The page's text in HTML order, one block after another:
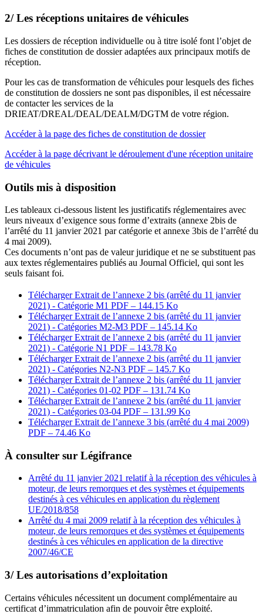
2/ Les réceptions unitaires de véhicules
Les dossiers de réception individuelle ou à titre isolé font l’objet de
fiches de constitution de dossier adaptées aux principaux motifs de
réception.
Pour les cas de transformation de véhicules pour lesquels des fiches
de constitution de dossiers ne sont pas disponibles, il est nécessaire
de contacter les services de la
DRIEAT/DREAL/DEAL/DEALM/DGTM de votre région.
Accéder à la page des fiches de constitution de dossier
Accéder à la page décrivant le déroulement d'une réception unitaire
de véhicules
Outils mis à disposition
Les tableaux ci-dessous listent les justificatifs réglementaires avec
leurs niveaux d’exigence sous forme d’extraits (annexe 2bis de
l’arrêté du 11 janvier 2021 par catégorie et annexe 3bis de l’arrêté du
4 mai 2009).
Ces documents n’ont pas de valeur juridique et ne se substituent pas
aux textes réglementaires publiés au Journal Officiel, qui sont les
seuls faisant foi.
Télécharger Extrait de l’annexe 2 bis (arrêté du 11 janvier
2021) - Catégorie M1 PDF – 144.15 Ko
Télécharger Extrait de l’annexe 2 bis (arrêté du 11 janvier
2021) - Catégories M2-M3 PDF – 145.14 Ko
Télécharger Extrait de l’annexe 2 bis (arrêté du 11 janvier
2021) - Catégorie N1 PDF – 143.78 Ko
Télécharger Extrait de l’annexe 2 bis (arrêté du 11 janvier
2021) - Catégories N2-N3 PDF – 145.7 Ko
Télécharger Extrait de l’annexe 2 bis (arrêté du 11 janvier
2021) - Catégories 01-02 PDF – 131.74 Ko
Télécharger Extrait de l’annexe 2 bis (arrêté du 11 janvier
2021) - Catégories 03-04 PDF – 131.99 Ko
Télécharger Extrait de l’annexe 3 bis (arrêté du 4 mai 2009)
PDF – 74.46 Ko
À consulter sur Légifrance
Arrêté du 11 janvier 2021 relatif à la réception des véhicules à
moteur, de leurs remorques et des systèmes et équipements
destinés à ces véhicules en application du règlement
UE/2018/858
Arrêté du 4 mai 2009 relatif à la réception des véhicules à
moteur, de leurs remorques et des systèmes et équipements
destinés à ces véhicules en application de la directive
2007/46/CE
3/ Les autorisations d’exploitation
Certains véhicules nécessitent un document complémentaire au
certificat d’immatriculation afin de pouvoir être exploité.